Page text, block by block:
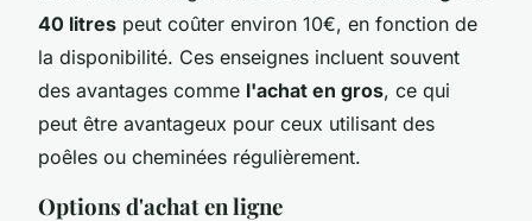
40 litres peut coûter environ 10€, en fonction de
la disponibilité. Ces enseignes incluent souvent
des avantages comme l'achat en gros, ce qui
peut être avantageux pour ceux utilisant des
poêles ou cheminées régulièrement.
Options d'achat en ligne